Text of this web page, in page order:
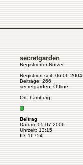
secretgarden
Registrierter Nutzer
Registriert seit: 06.06.2004
Beiträge: 266
secretgarden: Offline
Ort: hamburg
Beitrag
Datum: 05.07.2006
Uhrzeit: 13:15
ID: 16754